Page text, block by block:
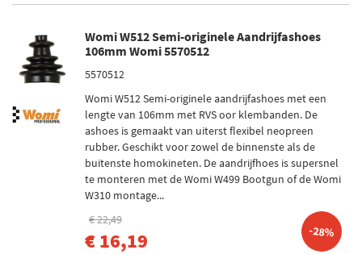
Womi W512 Semi-originele Aandrijfashoes
106mm Womi 5570512
5570512
Womi W512 Semi-originele aandrijfashoes met een
lengte van 106mm met RVS oor klembanden. De
ashoes is gemaakt van uiterst flexibel neopreen
rubber. Geschikt voor zowel de binnenste als de
buitenste homokineten. De aandrijfhoes is supersnel
te monteren met de Womi W499 Bootgun of de Womi
W310 montage...
€ 22,49
€ 16,19 -28%